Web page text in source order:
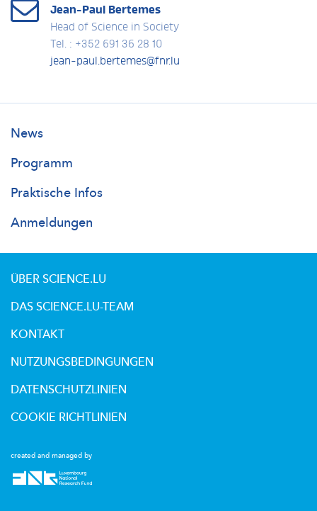
Jean-Paul Bertemes
Head of Science in Society
Tel. : +352 691 36 28 10
jean-paul.bertemes@fnr.lu
Researchersdays
Main
News
Programm
Praktische Infos
Anmeldungen
created and managed by
ÜBER SCIENCE.LU
DAS SCIENCE.LU-TEAM
KONTAKT
NUTZUNGSBEDINGUNGEN
DATENSCHUTZLINIEN
COOKIE RICHTLINIEN